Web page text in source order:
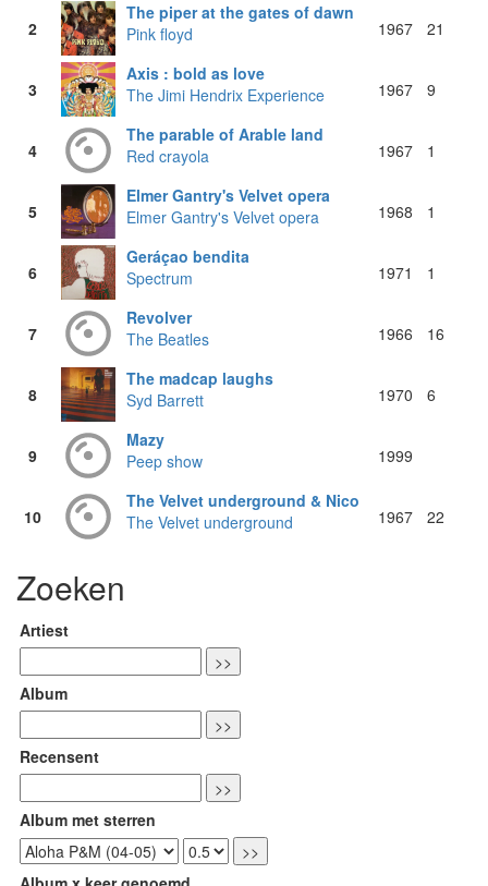
2
The piper at the gates of dawn
Pink floyd
1967 21
3
Axis : bold as love
The Jimi Hendrix Experience
1967 9
4
The parable of Arable land
Red crayola
1967 1
5
Elmer Gantry's Velvet opera
Elmer Gantry's Velvet opera
1968 1
6
Geráçao bendita
Spectrum
1971 1
7
Revolver
The Beatles
1966 16
8
The madcap laughs
Syd Barrett
1970 6
9
Mazy
Peep show
1999
10
The Velvet underground & Nico
The Velvet underground
1967 22
Zoeken
Artiest
Album
Recensent
Album met sterren